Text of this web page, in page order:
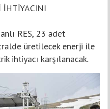
İHTİYACINI
RES, 23 adet
üretilecek enerji ile
ihtiyacı karşılanacak.